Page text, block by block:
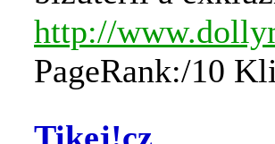
http://
PageRank:/10